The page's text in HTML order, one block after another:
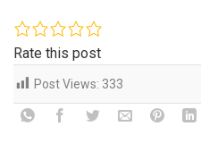
Rate this post
Post Views: 333